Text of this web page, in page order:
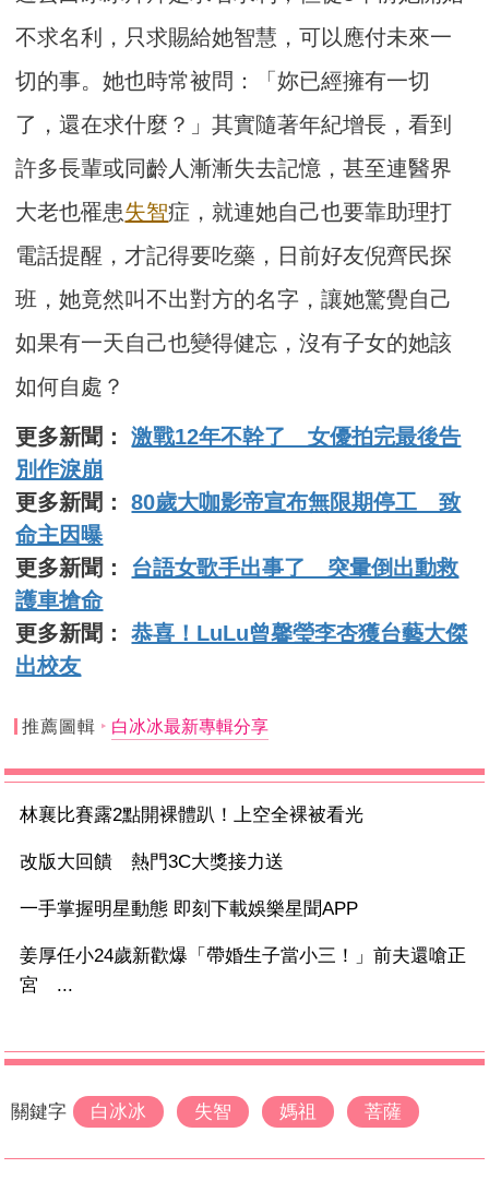
不求名利，只求賜給她智慧，可以應付未來一
切的事。她也時常被問：「妳已經擁有一切
了，還在求什麼？」其實隨著年紀增長，看到
許多長輩或同齡人漸漸失去記憶，甚至連醫界
大老也罹患失智症，就連她自己也要靠助理打
電話提醒，才記得要吃藥，日前好友倪齊民探
班，她竟然叫不出對方的名字，讓她驚覺自己
如果有一天自己也變得健忘，沒有子女的她該
如何自處？
更多新聞：激戰12年不幹了 女優拍完最後告
別作淚崩
更多新聞：80歲大咖影帝宣布無限期停工 致
命主因曝
更多新聞： 台語女歌手出事了 突暈倒出動救
護車搶命
更多新聞：恭喜！LuLu曾馨瑩李杏獲台藝大傑
出校友
推薦圖輯 白冰冰最新專輯分享
林襄比賽露2點開裸體趴！上空全裸被看光
改版大回饋 熱門3C大獎接力送
一手掌握明星動態 即刻下載娛樂星聞APP
姜厚任小24歲新歡爆「帶婚生子當小三！」前夫還嗆正
宮 ...
關鍵字 白冰冰 失智 媽祖 菩薩